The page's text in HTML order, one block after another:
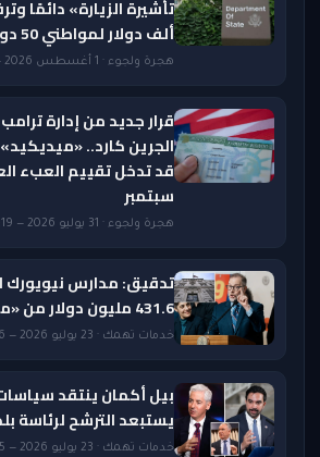
ألف دولار لمواطني 50 دولة
هجرة ولجوء · 1 أغسطس 2026 — 9:23 AM
قرار جديد من إدارة
الجرين كارد..
سبتمبر
هجرة ولجوء · 31 يوليو 2026 — 8:19 AM
تدقيق: مدارس نيويورك
431.6 مليون دولار من «ميديكيد
خدمات تهمك · 23 يوليو 2026 — 9:06 PM
بيل أكمان ينتقد
يستبعد الترشح لرئاسة
خدمات تهمك · 23 يوليو 2026 — 5:35 PM